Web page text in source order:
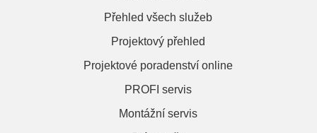
Přehled všech služeb
Projektový přehled
Projektové poradenství online
PROFI servis
Montážní servis